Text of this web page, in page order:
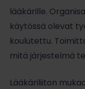
lääkärille.
käytössä olevat
koulutettu.
mitä järjestelmä
Lääkäriliiton